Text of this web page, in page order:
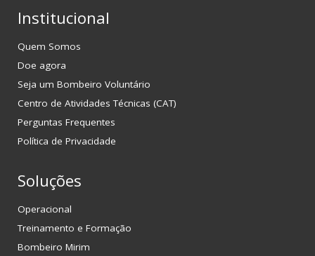
Institucional
Quem Somos
Doe agora
Seja um Bombeiro Voluntário
Centro de Atividades Técnicas (CAT)
Perguntas Frequentes
Política de Privacidade
Soluções
Operacional
Treinamento e Formação
Bombeiro Mirim